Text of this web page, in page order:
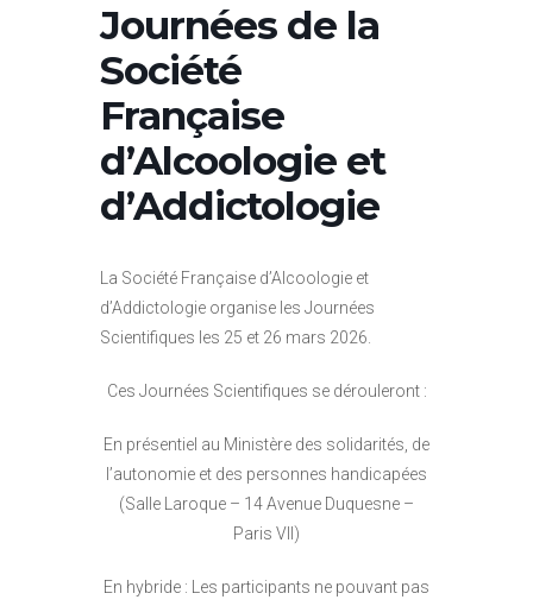
Journées de la
Société
Française
d’Alcoologie et
d’Addictologie
La Société Française d’Alcoologie et
d’Addictologie organise les Journées
Scientifiques les 25 et 26 mars 2026.
Ces Journées Scientifiques se dérouleront :
En présentiel au Ministère des solidarités, de
l’autonomie et des personnes handicapées
(Salle Laroque – 14 Avenue Duquesne –
Paris VII)
En hybride : Les participants ne pouvant pas